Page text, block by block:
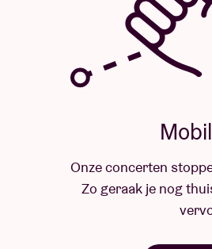
Onze concerten
Zo geraak je nog